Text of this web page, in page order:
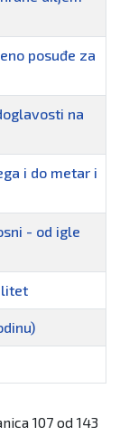
posuđe za
na
i do metar i
- od igle
107 od 143